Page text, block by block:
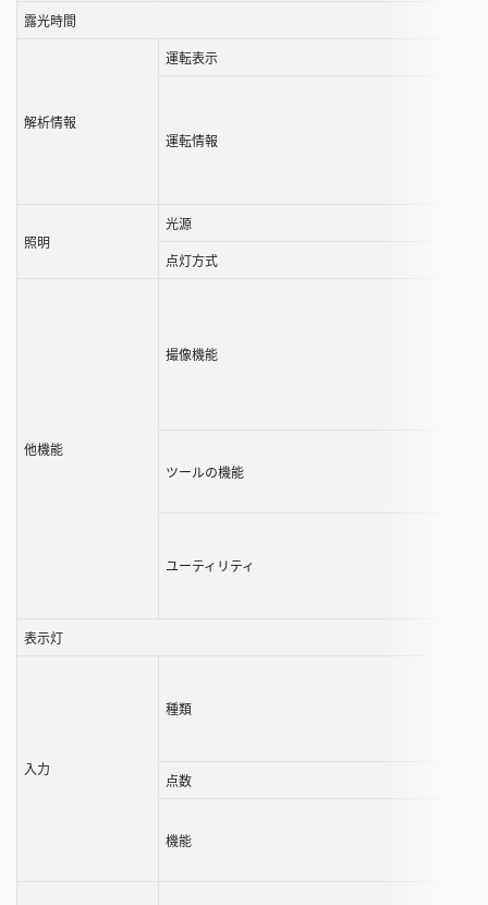
露光時間
解析情報
運転表示
運転情報
照明
光源
点灯方式
他機能
撮像機能
ツールの機能
ユーティリティ
表示灯
入力
種類
点数
機能